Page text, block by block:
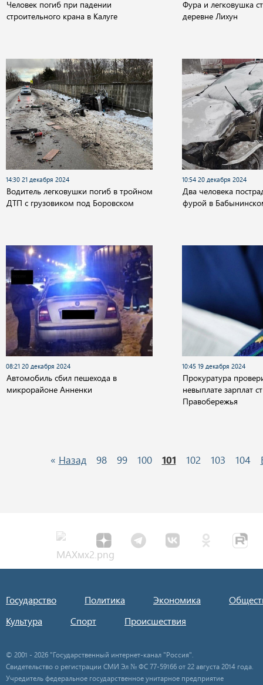
Человек погиб при падении
строительного крана в Калуге
Фура и легковушка
деревне Лихун
14:30 21 декабря 2024
Водитель легковушки погиб в тройном
ДТП с грузовиком под Боровском
10:54 20 декабря 2024
Два человека
фурой в
08:21 20 декабря 2024
Автомобиль сбил пешехода в
микрорайоне Анненки
10:45 19 декабря 2024
Прокуратура
невыплате зарплат
Правобережья
« Назад 98 99 100 101 102 103 104
Государство Политика Экономика
Культура
Спорт Происшествия
© 2001 - 2026 "Государственный интернет-канал "Россия".
Свидетельство о регистрации СМИ Эл № ФС 77-59166 от 22 августа 2014 года.
Учредитель федеральное государственное унитарное предприятие